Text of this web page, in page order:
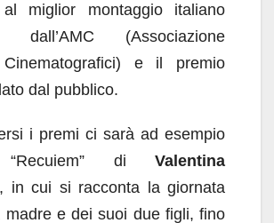
miglior montaggio italiano
dall’AMC (Associazione
Cinematografici) e il premio
dal pubblico.
i premi ci sarà ad esempio
“Recuiem” di Valentina
, in cui si racconta la giornata
madre e dei suoi due figli, fino